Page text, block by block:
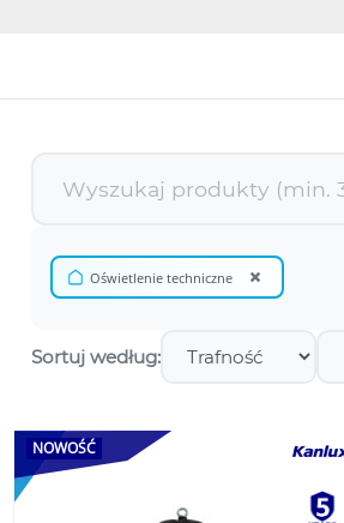
Oświetlenie techniczne ×
Sortuj według:
NOWOŚĆ